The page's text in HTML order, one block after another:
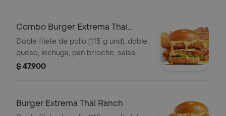
Combo Burger Extrema Thai
Ranch
Doble filete de pollo (115 g und), doble
queso, lechuga, pan brioche, salsa
Thai ranch, francesa mediana (60 g) y
$ 47.900
Burger Extrema Thai Ranch